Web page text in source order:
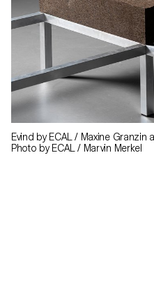
Evind by ECAL / Maxine Granzin
Photo by ECAL / Marvin Merkel